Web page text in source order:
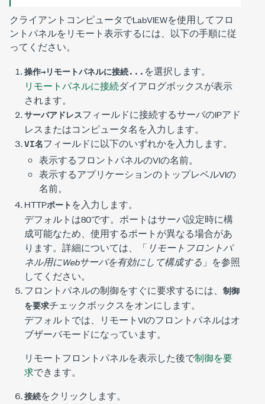
クライアントコンピュータでLabVIEWを使用してフロ
ントパネルをリモート表示するには、以下の手順に従
ってください。
操作→リモートパネルに接続... を選択します。
リモートパネルに接続ダイアログボックスが表示
されます。
サーバアドレスフィールドに接続するサーバのIPアド
レスまたはコンピュータ名を入力します。
VI名フィールドに以下のいずれかを入力します。
表示するフロントパネルのVIの名前。
表示するアプリケーションのトップレベルVIの
名前。
HTTPポートを入力します。
デフォルトは80です。ポートはサーバ設定時に構
成可能なため、使用するポートが異なる場合があ
ります。詳細については、「 リモートフロントパ
ネル用にWebサーバを有効にして構成する 」を参照
してください。
フロントパネルの制御をすぐに要求するには、 制御
を要求チェックボックスをオンにします。
デフォルトでは、リモートVIのフロントパネルはオ
ブザーバモードになっています。
リモートフロントパネルを表示した後で制御を要
求できます。
接続をクリックします。